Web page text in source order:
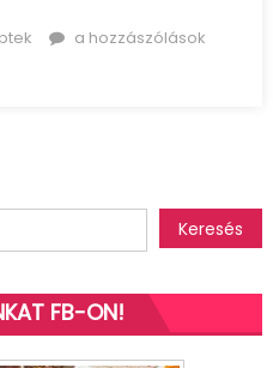
Sárgabarackos-
a hozzászólások
Keresés
FB-ON!